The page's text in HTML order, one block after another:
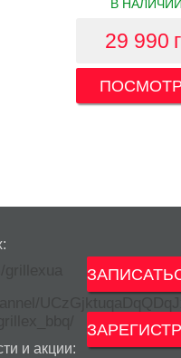
В НАЛИЧИИ
29 990
и акции: